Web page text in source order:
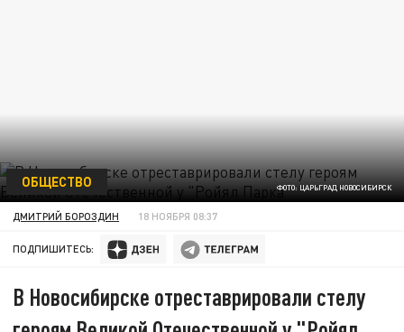
ФОТО: ЦАРЬГРАД НОВОСИБИРСК
ОБЩЕСТВО
ДМИТРИЙ БОРОЗДИН 18 НОЯБРЯ 08:37
ПОДПИШИТЕСЬ:
В Новосибирске отреставрировали стелу